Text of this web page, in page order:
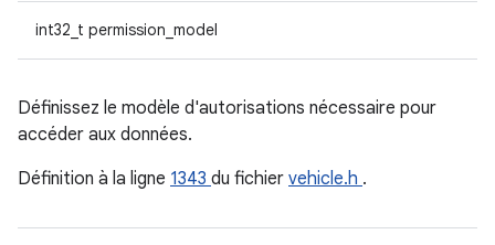
int32_t permission_model
Définissez le modèle d'autorisations nécessaire pour
accéder aux données.
Définition à la ligne 1343 du fichier vehicle.h .